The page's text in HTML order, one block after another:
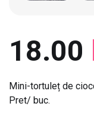
18.00
Mini-tortuleț de
Pret/ buc.